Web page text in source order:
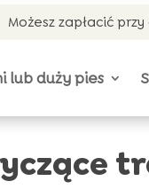
Możesz zapłacić
lub duży pies